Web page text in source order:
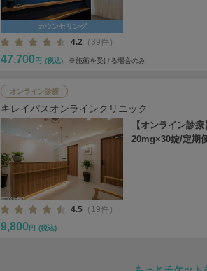
カウンセリング
4.2 （39件）
47,700 円 (税込) ※施術を受ける場合のみ
オンライン診療
キレイパスオンラインクリニック
【オンライン診
20mg×30錠/定期
4.5 （19件）
9,800 円 (税込)